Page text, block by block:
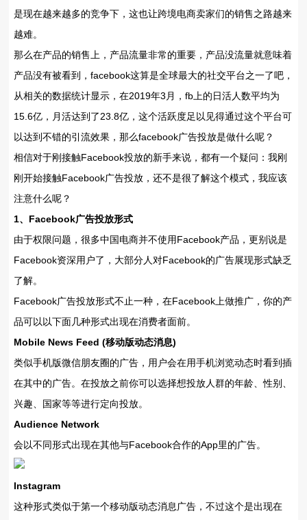
是现在越来越多的竞争下，这也让跨境电商卖家们的销售之路越来
越难。
那么在产品的销售上，产品流量非常的重要，产品没流量就意味着
产品没有被看到，facebook这算是全球最大的社交平台之一了吧，
从相关的数据统计显示，在2019年3月，fb上的日活人数平均为
15.6亿，月活达到了23.8亿，这个活跃度足以见得通过这个平台可
以达到不错的引流效果，那么facebook广告投放是做什么呢？
相信对于刚接触Facebook投放的新手来说，都有一个疑问：我刚
刚开始接触Facebook广告投放，还不是很了解这个模式，我应该
注意什么呢？
1、Facebook广告投放形式
由于权限问题，很多中国电商并不使用Facebook产品，更别说是
Facebook资深用户了，大部分人对Facebook的广告展现形式缺乏
了解。
Facebook广告投放形式不止一种，在Facebook上做推广，你的产
品可以以下面几种形式出现在消费者面前。
Mobile News Feed (移动版动态消息)
类似手机版微信朋友圈的广告，用户会在用手机浏览动态时看到插
在其中的广告。在投放之前你可以选择想投放人群的年龄、性别、
兴趣、国家等等进行定向投放。
Audience Network
会以不同形式出现在其他与Facebook合作的App里的广告。
Instagram
这种形式类似于第一个移动版动态消息广告，不过这个是出现在